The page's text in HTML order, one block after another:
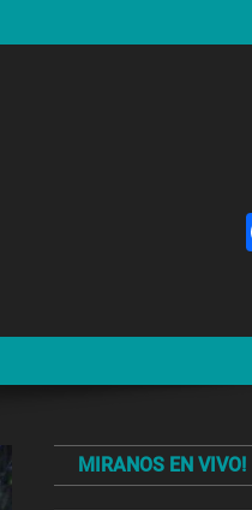
MIRANOS EN VIVO!